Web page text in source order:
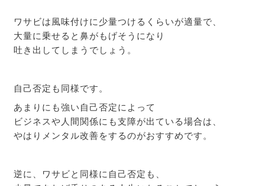
ワサビは風味付けに少量つけるくらいが適量で、
大量に乗せると鼻がもげそうになり
吐き出してしまうでしょう。
自己否定も同様です。
あまりにも強い自己否定によって
ビジネスや人間関係にも支障が出ている場合は、
やはりメンタル改善をするのがおすすめです。
逆に、ワサビと同様に自己否定も、